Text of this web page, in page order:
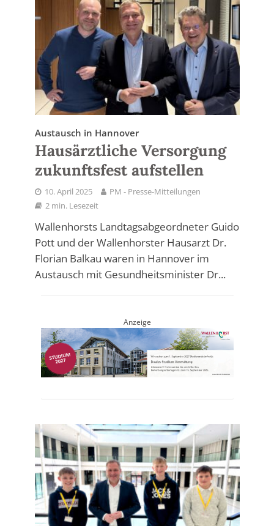
Austausch in Hannover
Hausärztliche Versorgung
zukunftsfest aufstellen
10. April 2025
PM - Presse-Mitteilungen
2 min. Lesezeit
Wallenhorsts Landtagsabgeordneter Guido
Pott und der Wallenhorster Hausarzt Dr.
Florian Balkau waren in Hannover im
Austausch mit Gesundheitsminister Dr...
Anzeige